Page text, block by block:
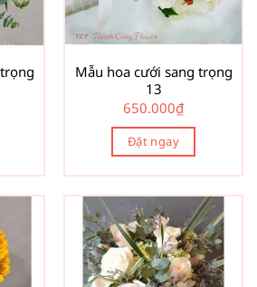
Mẫu hoa cưới sang trọng
13
650.000₫
Đặt ngay